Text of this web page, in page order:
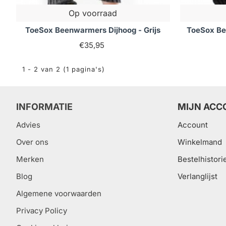
Op voorraad
ToeSox Beenwarmers Dijhoog - Grijs
€35,95
ToeSox
1 - 2 van 2 (1 pagina's)
INFORMATIE
Advies
Over ons
Merken
Blog
Algemene voorwaarden
Privacy Policy
MIJN
Account
Winkelmand
Verlanglijst